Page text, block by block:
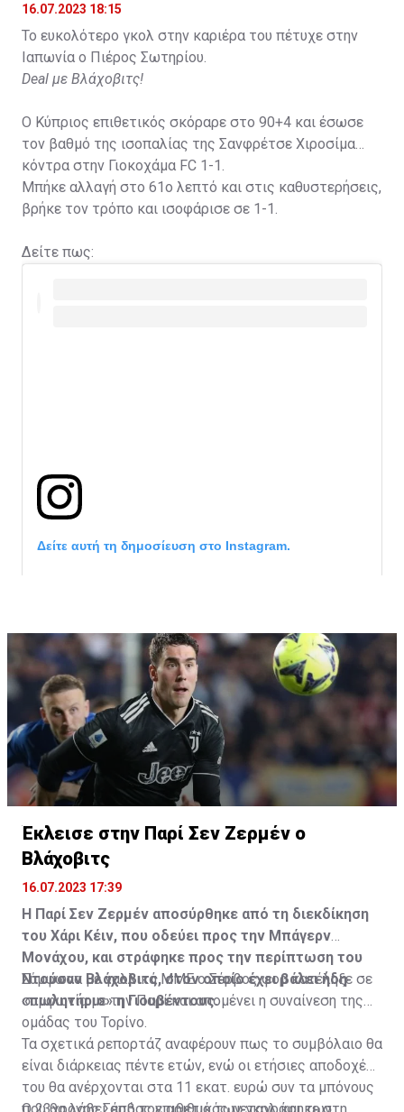
16.07.2023 18:15
Το ευκολότερο γκολ στην καριέρα του πέτυχε στην
Ιαπωνία ο Πιέρος Σωτηρίου.
Deal με Βλάχοβιτς!
Ο Κύπριος επιθετικός σκόραρε στο 90+4 και έσωσε
τον βαθμό της ισοπαλίας της Σανφρέτσε Χιροσίμα
κόντρα στην Γιοκοχάμα FC 1-1.
Μπήκε αλλαγή στο 61ο λεπτό και στις καθυστερήσεις,
βρήκε τον τρόπο και ισοφάρισε σε 1-1.
Δείτε πως:
Δείτε αυτή τη δημοσίευση στο Instagram.
Έκλεισε στην Παρί Σεν Ζερμέν ο
Βλάχοβιτς
16.07.2023 17:39
Η Παρί Σεν Ζερμέν αποσύρθηκε από τη διεκδίκηση
του Χάρι Κέιν, που οδεύει προς την Μπάγερν
Μονάχου, και στράφηκε προς την περίπτωση του
Ντούσαν Βλάχοβιτς, στον οποίο έχει βάλει ήδη
«πωλητήριο» η Γιουβέντους.
Σύμφωνα με γαλλικά ΜΜΕ ο Σέρβος φορ κατέληξε σε
συμφωνία με την Παρί και απομένει η συναίνεση της
ομάδας του Τορίνο.
Τα σχετικά ρεπορτάζ αναφέρουν πως το συμβόλαιο θα
είναι διάρκειας πέντε ετών, ενώ οι ετήσιες αποδοχές
του θα ανέρχονται στα 11 εκατ. ευρώ συν τα μπόνους
που θα λάβει από τον αριθμό των γκολ και των
Ο 23χρονος Σέρβος επιθετικός μεταγράφηκε στη